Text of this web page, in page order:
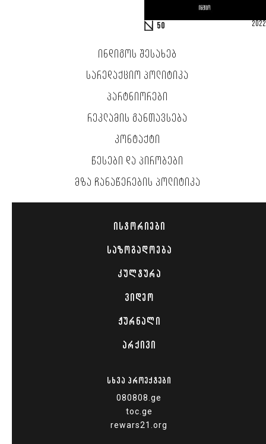
50 2022
ᲘᲜᲓᲘᲒᲝᲡ ᲨᲔᲡᲐᲮᲔᲑ
ᲡᲐᲠᲔᲓᲐᲥᲪᲘᲝ ᲞᲝᲚᲘᲢᲘᲙᲐ
ᲞᲐᲠᲢᲜᲘᲝᲠᲔᲑᲘ
ᲠᲔᲙᲚᲐᲛᲘᲡ ᲒᲐᲜᲗᲐᲕᲡᲔᲑᲐ
ᲙᲝᲜᲢᲐᲥᲢᲘ
ᲬᲔᲡᲔᲑᲘ ᲓᲐ ᲞᲘᲠᲝᲑᲔᲑᲘ
ᲛᲖᲐ ᲩᲐᲜᲐᲬᲔᲠᲔᲑᲘᲡ ᲞᲝᲚᲘᲢᲘᲙᲐ
ᲘᲡᲢᲝᲠᲘᲔᲑᲘ
ᲡᲐᲖᲝᲒᲐᲓᲝᲔᲑᲐ
ᲙᲣᲚᲢᲣᲠᲐ
ᲕᲘᲓᲔᲝ
ᲟᲣᲠᲜᲐᲚᲘ
ᲐᲠᲥᲘᲕᲘ
ᲡᲮᲕᲐ ᲞᲠᲝᲔᲥᲢᲔᲑᲘ
080808.ge
toc.ge
rewars21.org